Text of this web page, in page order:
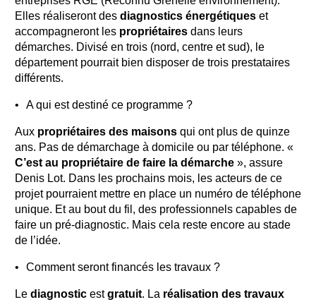
Elles réaliseront des diagnostics énergétiques et
accompagneront les propriétaires dans leurs
démarches. Divisé en trois (nord, centre et sud), le
département pourrait bien disposer de trois prestataires
différents.
A qui est destiné ce programme ?
Aux propriétaires des maisons qui ont plus de quinze
ans. Pas de démarchage à domicile ou par téléphone. «
C’est au propriétaire de faire la démarche », assure
Denis Lot. Dans les prochains mois, les acteurs de ce
projet pourraient mettre en place un numéro de téléphone
unique. Et au bout du fil, des professionnels capables de
faire un pré-diagnostic. Mais cela reste encore au stade
de l’idée.
Comment seront financés les travaux ?
Le diagnostic estgratuit. La réalisation des travaux